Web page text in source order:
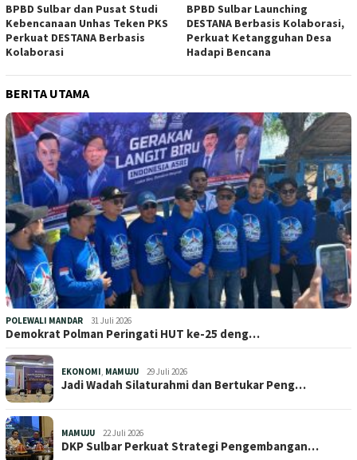
BPBD Sulbar dan Pusat Studi
Kebencanaan Unhas Teken PKS
Perkuat DESTANA Berbasis
Kolaborasi
BPBD Sulbar Launching
DESTANA Berbasis Kolaborasi,
Perkuat Ketangguhan Desa
Hadapi Bencana
BERITA UTAMA
POLEWALI MANDAR 31 Juli 2026
Demokrat Polman Peringati HUT ke-25 deng…
EKONOMI MAMUJU 29 Juli 2026
Jadi Wadah Silaturahmi dan Bertukar Peng…
MAMUJU 22 Juli 2026
DKP Sulbar Perkuat Strategi Pengembangan…